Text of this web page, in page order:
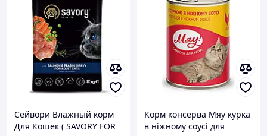
Сейвори Влажный корм
Для Кошек ( SAVORY FOR
Корм консерва Мяу курка
в ніжному соусі для